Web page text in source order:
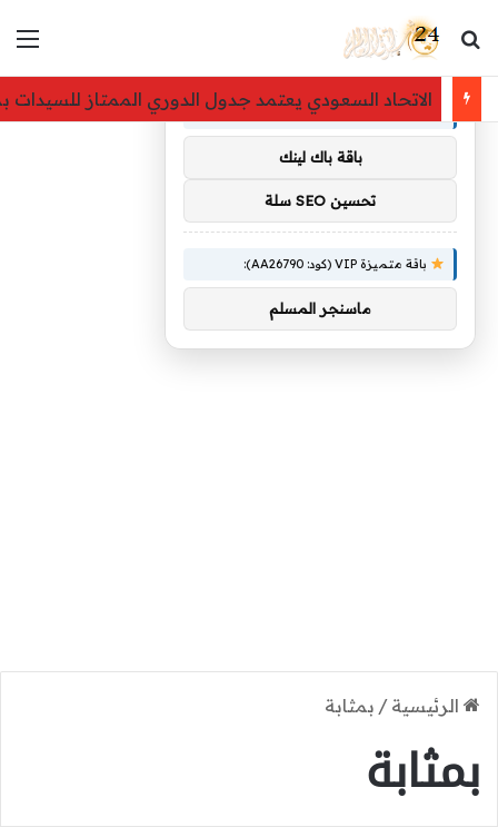
بحث عن
الاتحاد السعودي يعتمد جدول الدوري الممتاز للسيدات بمشاركة 8
الرئيسية / بمثابة
بمثابة
توصيات :
باقة باك لينك
تحسين SEO سلة
باقة متميزة VIP (كود: AA26790):
ماسنجر المسلم